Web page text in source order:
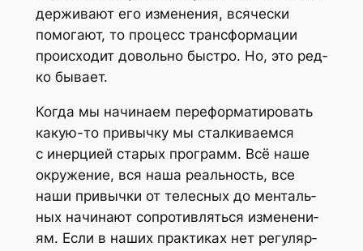
дер­жи­ва­ют его изме­не­ния, вся­че­ски
помо­га­ют, то про­цесс транс­фор­ма­ции
про­ис­хо­дит доволь­но быст­ро. Но, это ред­
ко бывает.
Когда мы начи­на­ем пере­фор­ма­ти­ро­вать
какую-то при­выч­ку мы стал­ки­ва­ем­ся
с инер­ци­ей ста­рых про­грамм. Всё наше
окру­же­ние, вся наша реаль­ность, все
наши при­выч­ки от телес­ных до мен­таль­
ных начи­на­ют сопро­тив­лять­ся изме­не­ни­
ям. Если в наших прак­ти­ках нет регу­ляр­